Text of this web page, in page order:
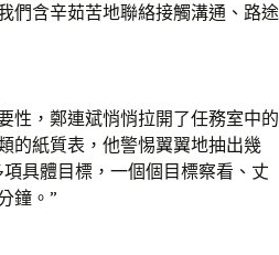
們含辛茹苦地聯絡接觸溝通、路途
，鄭連斌悄悄拉開了任務室中的
的紙質表，他警惕翼翼地抽出幾
具體目標，一個個目標察看、丈
鐘。”